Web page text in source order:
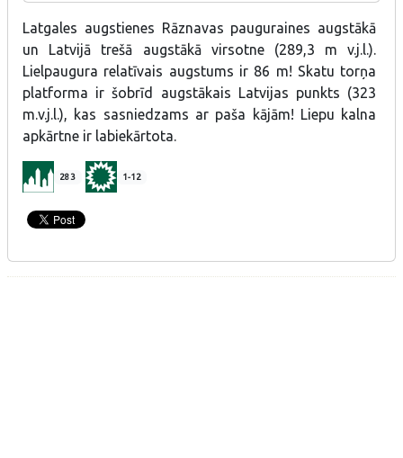
Latgales augstienes Rāznavas pauguraines augstākā
un Latvijā trešā augstākā virsotne (289,3 m v.j.l.).
Lielpaugura relatīvais augstums ir 86 m! Skatu torņa
platforma ir šobrīd augstākais Latvijas punkts (323
m.v.j.l.), kas sasniedzams ar paša kājām! Liepu kalna
apkārtne ir labiekārtota.
283 1-12